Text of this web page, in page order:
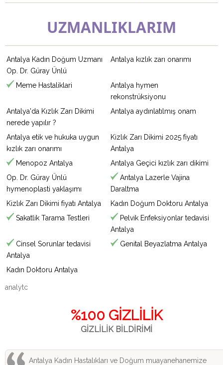
UZMANLIKLARIM
Antalya Kadın Doğum Uzmanı
Op. Dr. Güray Ünlü
Antalya kızlık zarı onarımı
Meme Hastaliklari
Antalya hymen
rekonstrüksiyonu
Antalya'da Kızlık Zarı Dikimi
nerede yapılır ?
Antalya aydınlatılmış onam
Antalya etik ve hukuka uygun
kızlık zarı onarımı
Kizlık Zarı Dikimi 2025 fiyatı
Antalya
Menopoz Antalya
Antalya Geçici kızlık zarı dikimi
Op. Dr. Güray Ünlü
hymenoplasti yaklaşımı
Antalya Lazerle Vajina
Daraltma
Kizlık Zarı Dikimi fiyatı Antalya
Kadın Doğum Doktoru Antalya
Sakatlik Tarama Testleri
Pelvik Enfeksiyonlar tedavisi
Antalya
Cinsel Sorunlar tedavisi
Antalya
Genital Beyazlatma Antalya
Kadın Doktoru Antalya
analytc
%100 GİZLİLİK
GİZLİLİK BİLDİRİMİ
Antalya Kadın Hastalıkları ve Doğum muayanehanemize